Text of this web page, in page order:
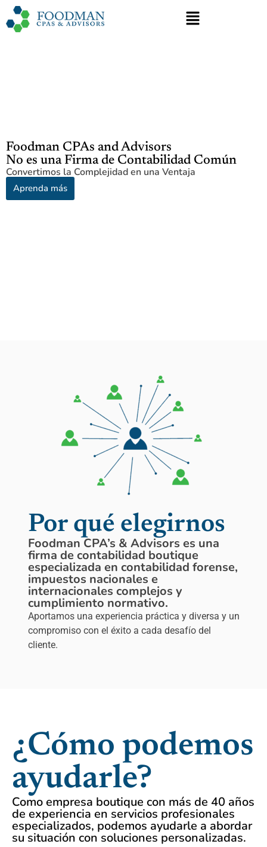
Foodman CPAs and Advisors
No es una Firma de Contabilidad Común
Convertimos la Complejidad en una Ventaja
Aprenda más
Por qué elegirnos
Foodman CPA’s & Advisors es una
firma de contabilidad boutique
especializada en contabilidad forense,
impuestos nacionales e
internacionales complejos y
cumplimiento normativo.
Aportamos una experiencia práctica y diversa y un
compromiso con el éxito a cada desafío del
cliente.
¿Cómo podemos
ayudarle?
Como empresa boutique con más de 40 años
de experiencia en servicios profesionales
especializados, podemos ayudarle a abordar
su situación con soluciones personalizadas.